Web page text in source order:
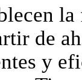
de
y